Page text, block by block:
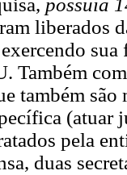
possuía
liberados
Também
também
(atuar
pela
duas